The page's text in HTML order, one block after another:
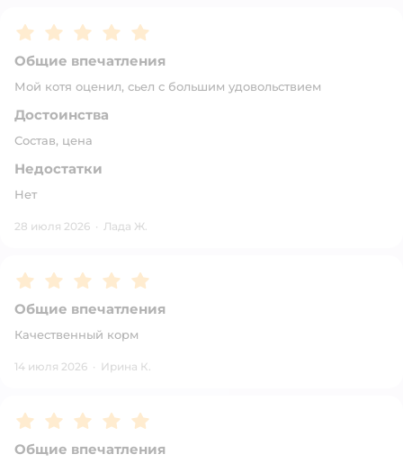
Рейтинг:5
Общие впечатления
Мой котя оценил, сьел с большим удовольствием
Достоинства
Состав, цена
Недостатки
Нет
28 июля 2026 · Лада Ж.
Рейтинг:5
Общие впечатления
Качественный корм
14 июля 2026 · Ирина К.
Рейтинг:5
Общие впечатления